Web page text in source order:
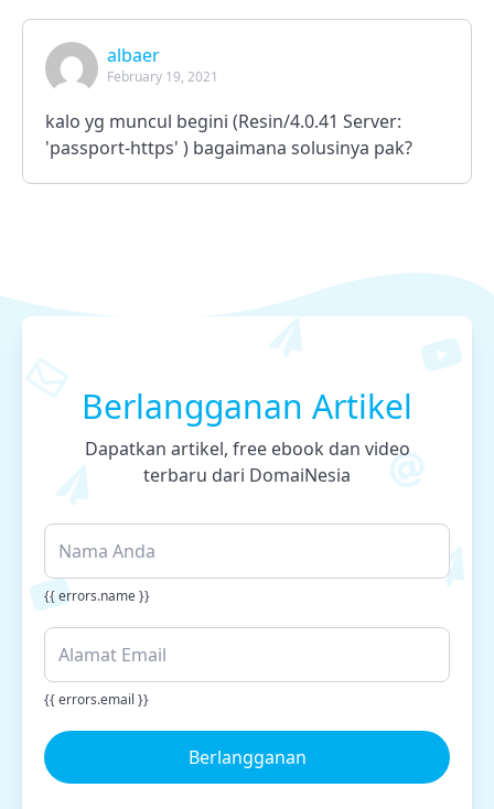
albaer
February 19, 2021
kalo yg muncul begini (Resin/4.0.41 Server:
'passport-https' ) bagaimana solusinya pak?
Berlangganan Artikel
Dapatkan artikel, free ebook dan video
terbaru dari DomaiNesia
{{ errors.name }}
{{ errors.email }}
Berlangganan